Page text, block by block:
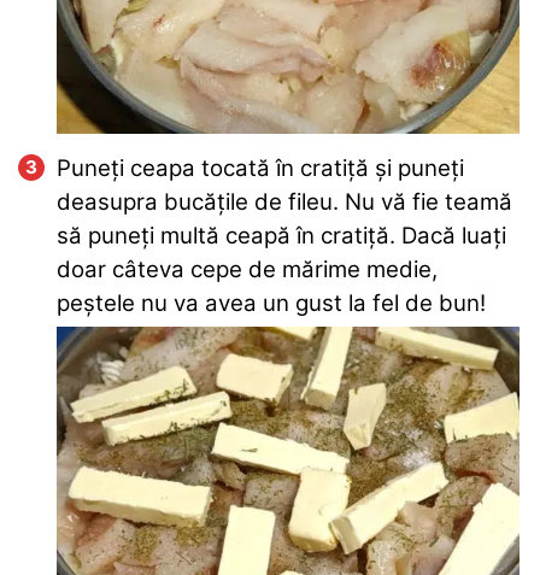
Puneți ceapa tocată în cratiță și puneți
deasupra bucățile de fileu. Nu vă fie teamă
să puneți multă ceapă în cratiță. Dacă luați
doar câteva cepe de mărime medie,
peștele nu va avea un gust la fel de bun!